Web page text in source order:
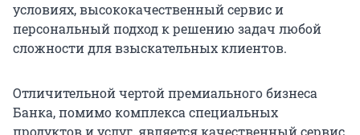
условиях, высококачественный сервис и
персональный подход к решению задач любой
сложности для взыскательных клиентов.
Отличительной чертой премиального бизнеса
Банка, помимо комплекса специальных
продуктов и услуг, является качественный сервис